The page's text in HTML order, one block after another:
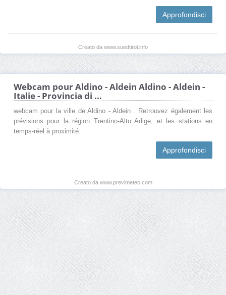
Approfondisci
Creato da www.suedtirol.info
Webcam pour Aldino - Aldein Aldino - Aldein -
Italie - Provincia di ...
webcam pour la ville de Aldino - Aldein . Retrouvez également les
prévisions pour la région Trentino-Alto Adige, et les stations en
temps-réel à proximité.
Approfondisci
Creato da www.previmeteo.com